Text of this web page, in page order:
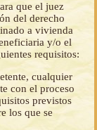
que el juez
del derecho
a vivienda
y/o el
requisitos:
cualquier
con el proceso
previstos
los que se